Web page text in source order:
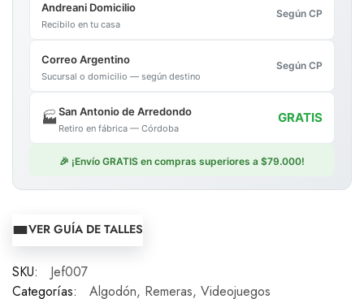
Andreani Domicilio
Recibilo en tu casa
Según CP
Correo Argentino
Sucursal o domicilio — según destino
Según CP
🏭San Antonio de Arredondo
Retiro en fábrica — Córdoba
GRATIS
🎉 ¡Envío GRATIS en compras superiores a $79.000!
VER GUÍA DE TALLES
SKU:
Jef007
Categorías:
Algodón, Remeras, Videojuegos